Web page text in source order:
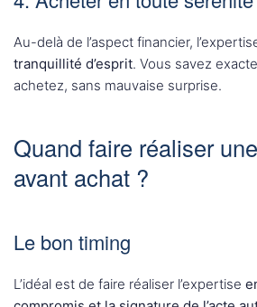
Au-delà de l’aspect financier,
tranquillité d’esprit. Vous savez
achetez, sans mauvaise surprise.
Quand faire réaliser
avant achat ?
Le bon timing
L’idéal est de faire réaliser l’expertise